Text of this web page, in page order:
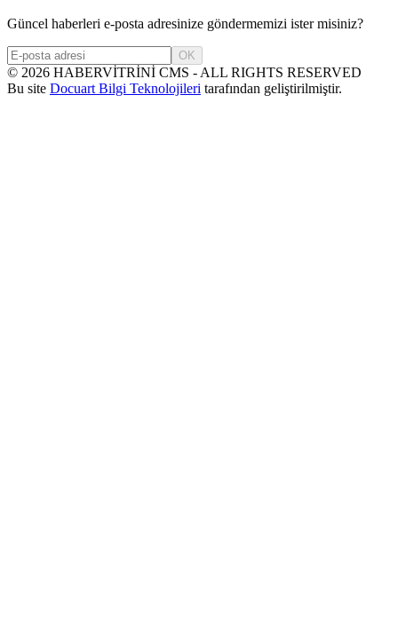
Güncel haberleri e-posta adresinize göndermemizi ister misiniz?
OK
© 2026 HABERVİTRİNİ CMS - ALL RIGHTS RESERVED
Bu site Docuart Bilgi Teknolojileri tarafından geliştirilmiştir.